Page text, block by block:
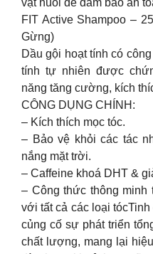
FIT Active Shampoo –
Gừng)
Dầu gội hoạt tính có
tính tự nhiên được
năng tăng cường, kích
CÔNG DỤNG CHÍNH:
– Kích thích mọc tóc.
– Bảo vệ khỏi các tác
nắng mặt trời.
– Caffeine khoá DHT &
– Công thức thông
với tất cả các loại
củng cố sự phát triển
chất lượng, mang lại